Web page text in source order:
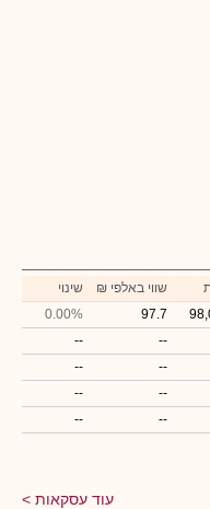
₪ שווי באלפי
שינוי
97.7
0.00%
--
--
--
--
--
--
--
--
עוד עסקאות